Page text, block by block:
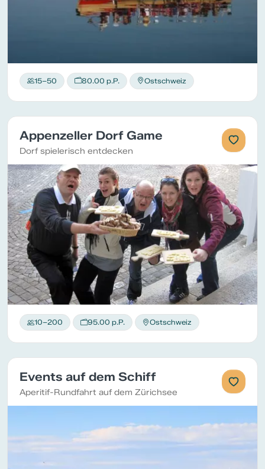
15–50 80.00 p.P. Ostschweiz
Appenzeller Dorf Game
Dorf spielerisch entdecken
10–200 95.00 p.P. Ostschweiz
Events auf dem Schiff
Aperitif-Rundfahrt auf dem Zürichsee